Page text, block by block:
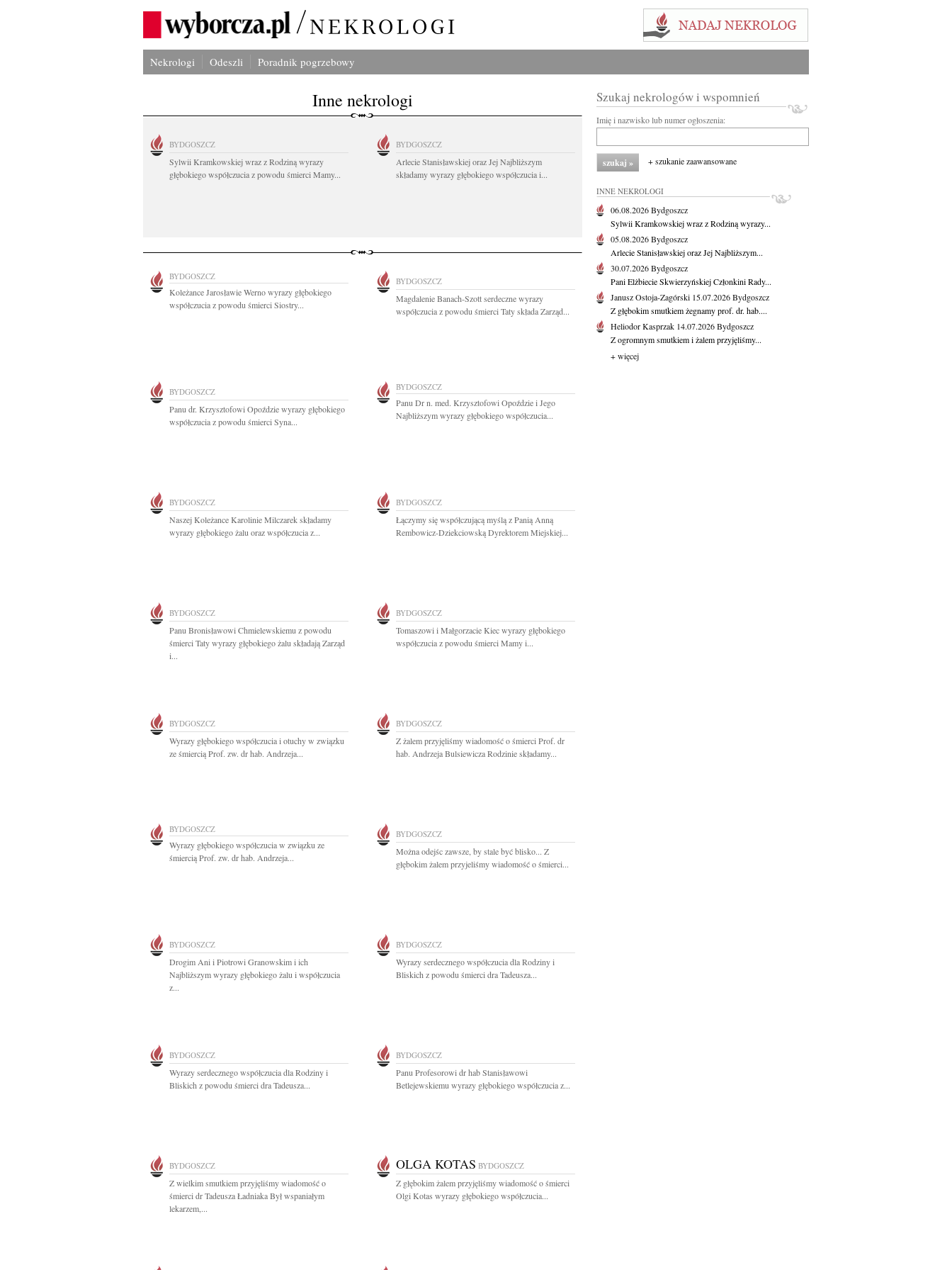
Nekrologi Odeszli Poradnik pogrzebowy
Inne nekrologi
BYDGOSZCZ
Sylwii Kramkowskiej wraz z Rodziną wyrazy
głębokiego współczucia z powodu śmierci Mamy...
BYDGOSZCZ
Arlecie Stanisławskiej oraz Jej Najbliższym
składamy wyrazy głębokiego współczucia i...
BYDGOSZCZ
Koleżance Jarosławie Werno wyrazy głębokiego
współczucia z powodu śmierci Siostry...
BYDGOSZCZ
Magdalenie Banach-Szott serdeczne wyrazy
współczucia z powodu śmierci Taty składa Zarząd...
BYDGOSZCZ
Panu dr. Krzysztofowi Opoździe wyrazy głębokiego
współczucia z powodu śmierci Syna...
BYDGOSZCZ
Panu Dr n. med. Krzysztofowi Opoździe i Jego
Najbliższym wyrazy głębokiego współczucia...
BYDGOSZCZ
Naszej Koleżance Karolinie Milczarek składamy
wyrazy głębokiego żalu oraz współczucia z...
BYDGOSZCZ
Łączymy się współczującą myślą z Panią Anną
Rembowicz-Dziekciowską Dyrektorem Miejskiej...
BYDGOSZCZ
Panu Bronisławowi Chmielewskiemu z powodu
śmierci Taty wyrazy głębokiego żalu składają Zarząd
i...
BYDGOSZCZ
Tomaszowi i Małgorzacie Kiec wyrazy głębokiego
współczucia z powodu śmierci Mamy i...
BYDGOSZCZ
Wyrazy głębokiego współczucia i otuchy w związku
ze śmiercią Prof. zw. dr hab. Andrzeja...
BYDGOSZCZ
Z żalem przyjęliśmy wiadomość o śmierci Prof. dr
hab. Andrzeja Bulsiewicza Rodzinie składamy...
BYDGOSZCZ
Wyrazy głębokiego współczucia w związku ze
śmiercią Prof. zw. dr hab. Andrzeja...
BYDGOSZCZ
Można odejśc zawsze, by stale być blisko... Z
głębokim żalem przyjeliśmy wiadomość o śmierci...
BYDGOSZCZ
Drogim Ani i Piotrowi Granowskim i ich
Najbliższym wyrazy głębokiego żalu i współczucia
z...
BYDGOSZCZ
Wyrazy serdecznego współczucia dla Rodziny i
Bliskich z powodu śmierci dra Tadeusza...
BYDGOSZCZ
Wyrazy serdecznego współczucia dla Rodziny i
Bliskich z powodu śmierci dra Tadeusza...
BYDGOSZCZ
Panu Profesorowi dr hab Stanisławowi
Betlejewskiemu wyrazy głębokiego współczucia z...
BYDGOSZCZ
Z wielkim smutkiem przyjęliśmy wiadomość o
śmierci dr Tadeusza Ładniaka Był wspaniałym
lekarzem,...
OLGA KOTAS BYDGOSZCZ
Z głębokim żalem przyjęliśmy wiadomość o śmierci
Olgi Kotas wyrazy głębokiego współczucia...
Szukaj nekrologów i wspomnień
Imię i nazwisko lub numer ogłoszenia:
+ szukanie zaawansowane
INNE NEKROLOGI
06.08.2026Bydgoszcz
Sylwii Kramkowskiej wraz z Rodziną wyrazy...
05.08.2026Bydgoszcz
Arlecie Stanisławskiej oraz Jej Najbliższym...
30.07.2026Bydgoszcz
Pani Elżbiecie Skwierzyńskiej Członkini Rady...
Janusz Ostoja-Zagórski 15.07.2026Bydgoszcz
Z głębokim smutkiem żegnamy prof. dr. hab....
Heliodor Kasprzak 14.07.2026Bydgoszcz
Z ogromnym smutkiem i żalem przyjęliśmy...
+ więcej